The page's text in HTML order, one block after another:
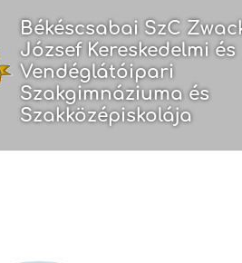
Békéscsabai SzC
József Kereskedelmi és
Vendéglátóipari
Szakgimnáziuma és
Szakközépiskolája